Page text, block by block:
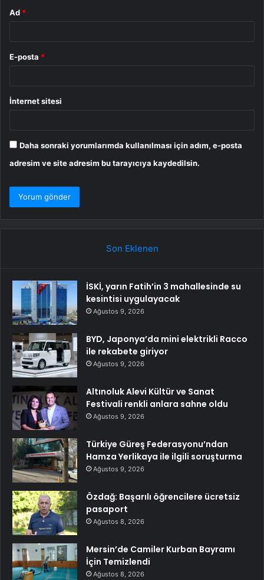
Ad *
E-posta *
İnternet sitesi
Daha sonraki yorumlarımda kullanılması için adım, e-posta
adresim ve site adresim bu tarayıcıya kaydedilsin.
Son Eklenen
İSKİ, yarın Fatih’in 3 mahallesinde su
kesintisi uygulayacak
Ağustos 9, 2026
BYD, Japonya’da mini elektrikli Racco
ile rekabete giriyor
Ağustos 9, 2026
Altınoluk Alevi Kültür ve Sanat
Festivali renkli anlara sahne oldu
Ağustos 9, 2026
Türkiye Güreş Federasyonu’ndan
Hamza Yerlikaya ile ilgili soruşturma
Ağustos 9, 2026
Özdağ: Başarılı öğrencilere ücretsiz
pasaport
Ağustos 8, 2026
Mersin’de Camiler Kurban Bayramı
İçin Temizlendi
Ağustos 8, 2026